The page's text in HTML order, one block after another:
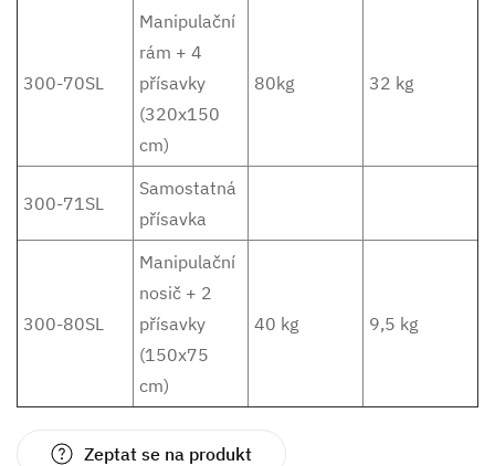
300-70SL
Manipulační
rám + 4
přísavky
(320x150
cm)
80kg 32 kg
300-71SL
Samostatná
přísavka
300-80SL
Manipulační
nosič + 2
přísavky
(150x75
cm)
40 kg 9,5 kg
Zeptat se na produkt